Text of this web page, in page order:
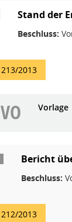
Stand der
Beschluss:
213/2013
VO Vorlage
Bericht
Beschluss:
212/2013